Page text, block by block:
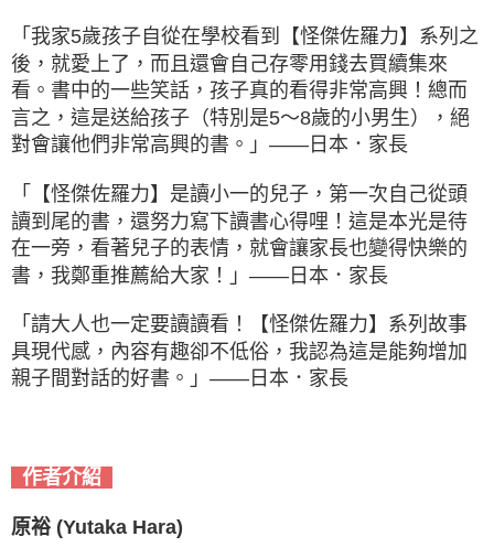
「我家5歲孩子自從在學校看到【怪傑佐羅力】系列之
後，就愛上了，而且還會自己存零用錢去買續集來
看。書中的一些笑話，孩子真的看得非常高興！總而
言之，這是送給孩子（特別是5〜8歲的小男生），絕
對會讓他們非常高興的書。」——日本．家長
「【怪傑佐羅力】是讀小一的兒子，第一次自己從頭
讀到尾的書，還努力寫下讀書心得哩！這是本光是待
在一旁，看著兒子的表情，就會讓家長也變得快樂的
書，我鄭重推薦給大家！」——日本．家長
「請大人也一定要讀讀看！【怪傑佐羅力】系列故事
具現代感，內容有趣卻不低俗，我認為這是能夠增加
親子間對話的好書。」——日本．家長
作者介紹
原裕 (Yutaka Hara)